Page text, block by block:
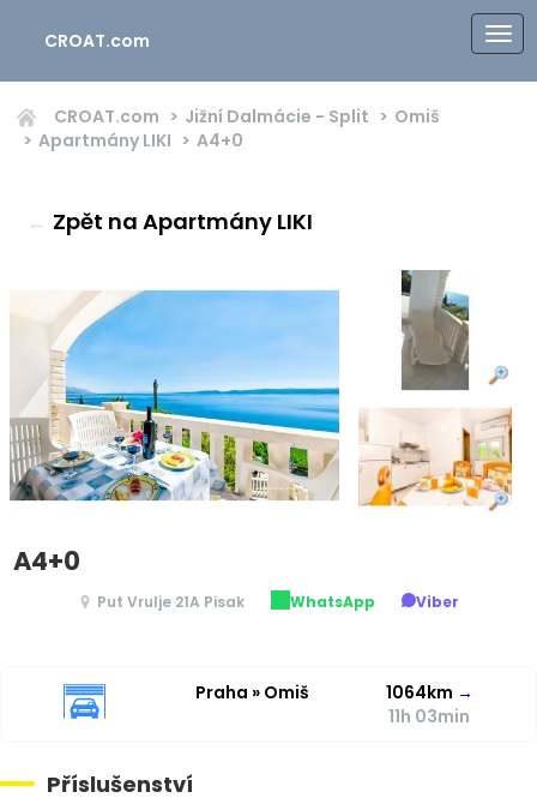
CROAT.com
CROAT.com Jižní Dalmácie - Split
Omiš
Apartmány LIKI
A4+0
← Zpět na Apartmány LIKI
A4+0
Put Vrulje 21A Pisak WhatsApp Viber
Praha » Omiš 1064km →
11h 03min
Příslušenství